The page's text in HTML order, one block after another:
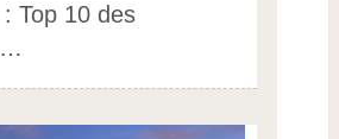
Top 10 des
…